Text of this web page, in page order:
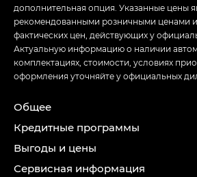
дополнительная опция. Указанные цены
рекомендованными розничными ценами и
фактических цен, действующих у
Актуальную информацию о наличии
комплектациях, стоимости, условиях
оформления уточняйте у официальных
Общее
Кредитные программы
Выгоды и цены
Сервисная информация